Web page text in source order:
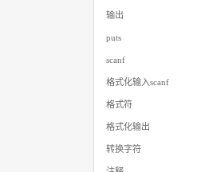
输出
puts
scanf
格式化输入scanf
格式符
格式化输出
转换字符